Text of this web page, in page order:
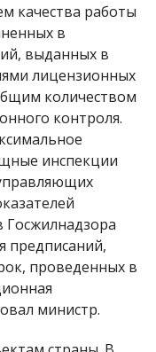
качества работы
в
выданных в
лицензионных
количеством
контроля.
инспекции
Госжилнадзора
предписаний,
проведенных в
министр.